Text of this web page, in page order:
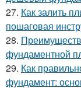
27. Как залить
пошаговая
28.
фундаментной
29. Как
фундамент: